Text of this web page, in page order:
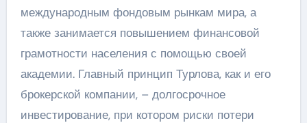
международным фондовым рынкам мира, а
также занимается повышением финансовой
грамотности населения с помощью своей
академии. Главный принцип Турлова, как и его
брокерской компании, – долгосрочное
инвестирование, при котором риски потери